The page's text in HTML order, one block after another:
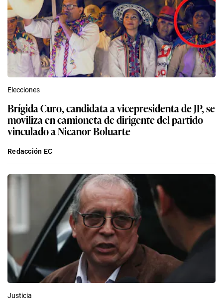
Elecciones
Brígida Curo, candidata a vicepresidenta de JP, se
moviliza en camioneta de dirigente del partido
vinculado a Nicanor Boluarte
Redacción EC
Justicia